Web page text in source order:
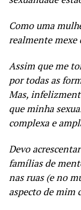
Como uma
realmente mexe
Assim que me
por todas as
Mas,
que minha
complexa e
Devo
famílias de
nas ruas (e no
aspecto de mim